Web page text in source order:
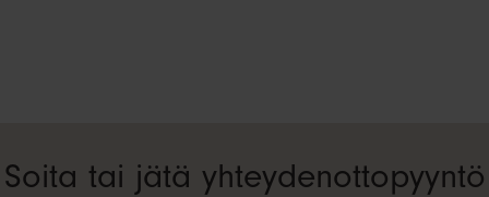
Soita tai jätä yhteydenottopyyntö